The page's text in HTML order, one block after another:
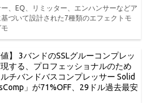
、EQ、リミッター、エンハンサーなどア
づいて設計された7種類のエフェクトモ
値】 3バンドのSSLグルーコンプレッ
する、プロフェッショナルのため
チバンドバスコンプレッサー Solid
」が71%OFF、29ドル過去最安